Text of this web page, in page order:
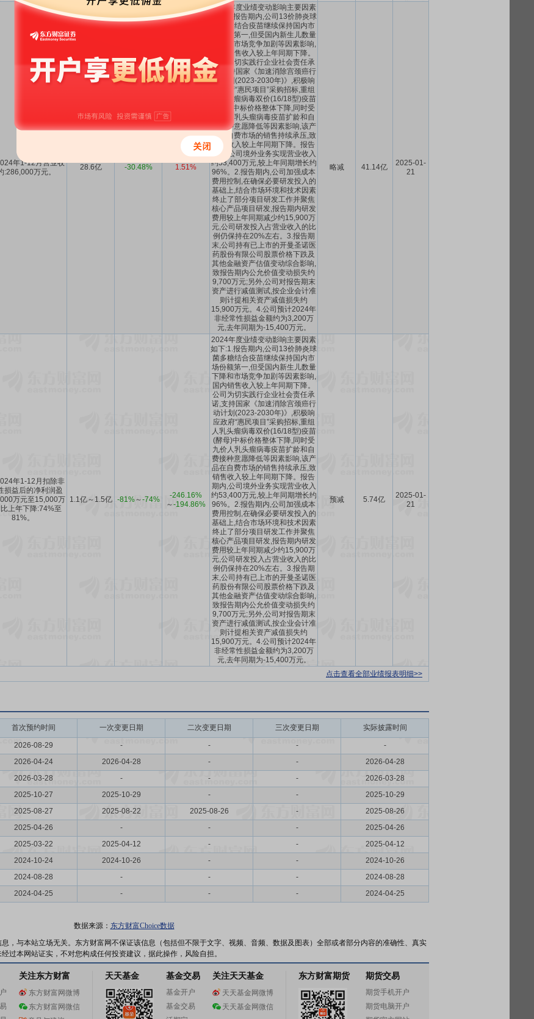
年1-12月营业收
:286,000万元。
28.6亿 -30.48% 1.51%
2024年度业绩变动影响主要因素
如下:1.报告期内,公司13价肺炎球
菌多糖结合疫苗继续保持国内市
场份额第一,但受国内新生儿数量
下降和市场竞争加剧等因素影响,
国内销售收入较上年同期下降。
公司为切实践行企业社会责任承
诺,支持国家《加速消除宫颈癌行
动计划(2023-2030年)》,积极响
应政府“惠民项目”采购招标,重组
人乳头瘤病毒双价(16/18型)疫苗
(酵母)中标价格整体下降,同时受
九价人乳头瘤病毒疫苗扩龄和自
费接种意愿降低等因素影响,该产
品在自费市场的销售持续承压,致
销售收入较上年同期下降。报告
期内,公司境外业务实现营业收入
约53,400万元,较上年同期增长约
96%。2.报告期内,公司加强成本
费用控制,在确保必要研发投入的
基础上,结合市场环境和技术因素
终止了部分项目研发工作并聚焦
核心产品项目研发,报告期内研发
费用较上年同期减少约15,900万
元,公司研发投入占营业收入的比
例仍保持在20%左右。3.报告期
末,公司持有已上市的开曼圣诺医
药股份有限公司股票价格下跌及
其他金融资产估值变动综合影响,
致报告期内公允价值变动损失约
9,700万元;另外,公司对报告期末
资产进行减值测试,按企业会计准
则计提相关资产减值损失约
15,900万元。4.公司预计2024年
非经常性损益金额约为3,200万
元,去年同期为-15,400万元。
略减 41.14亿
2025-01-
21
年1-12月扣除非
损益后的净利润盈
万元至15,000万
上年下降:74%至
81%。
1.1亿～1.5亿 -81%～-74%
-246.16%
～-194.86%
2024年度业绩变动影响主要因素
如下:1.报告期内,公司13价肺炎球
菌多糖结合疫苗继续保持国内市
场份额第一,但受国内新生儿数量
下降和市场竞争加剧等因素影响,
国内销售收入较上年同期下降。
公司为切实践行企业社会责任承
诺,支持国家《加速消除宫颈癌行
动计划(2023-2030年)》,积极响
应政府“惠民项目”采购招标,重组
人乳头瘤病毒双价(16/18型)疫苗
(酵母)中标价格整体下降,同时受
九价人乳头瘤病毒疫苗扩龄和自
费接种意愿降低等因素影响,该产
品在自费市场的销售持续承压,致
销售收入较上年同期下降。报告
期内,公司境外业务实现营业收入
约53,400万元,较上年同期增长约
96%。2.报告期内,公司加强成本
费用控制,在确保必要研发投入的
基础上,结合市场环境和技术因素
终止了部分项目研发工作并聚焦
核心产品项目研发,报告期内研发
费用较上年同期减少约15,900万
元,公司研发投入占营业收入的比
例仍保持在20%左右。3.报告期
末,公司持有已上市的开曼圣诺医
药股份有限公司股票价格下跌及
其他金融资产估值变动综合影响,
致报告期内公允价值变动损失约
9,700万元;另外,公司对报告期末
资产进行减值测试,按企业会计准
则计提相关资产减值损失约
15,900万元。4.公司预计2024年
非经常性损益金额约为3,200万
元,去年同期为-15,400万元。
预减 5.74亿
2025-01-
21
点击查看全部业绩报表明细>>
首次预约时间 一次变更日期 二次变更日期 三次变更日期 实际披露时间
2026-08-29 - - -
-
2026-04-24 2026-04-28 - -
2026-04-28
2026-03-28 - - -
2026-03-28
2025-10-27 2025-10-29 - -
2025-10-29
2025-08-27 2025-08-22 2025-08-26 -
2025-08-26
2025-04-26 - - -
2025-04-26
2025-03-22 2025-04-12 - -
2025-04-12
2024-10-24 2024-10-26 - -
2024-10-26
2024-08-28 - - -
2024-08-28
2024-04-25 - - - 2024-04-25
数据来源： 东方财富Choice数据
，与本站立场无关。东方财富网不保证该信息（包括但不限于文字、视频、音频、数据及图表）全部或者部分内容的准确性、真实
过本网站证实，不对您构成任何投资建议，据此操作，风险自担。
关注东方财富
东方财富网微博
东方财富网微信
天天基金 基金交易
基金开户
基金交易
关注天天基金
天天基金网微博
天天基金网微信
东方财富期货 期货交易
期货手机开户
期货电脑开户